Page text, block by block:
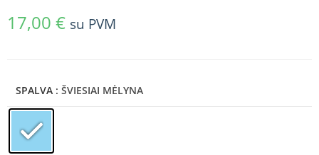
17,00 € su PVM
SPALVA : ŠVIESIAI MĖLYNA